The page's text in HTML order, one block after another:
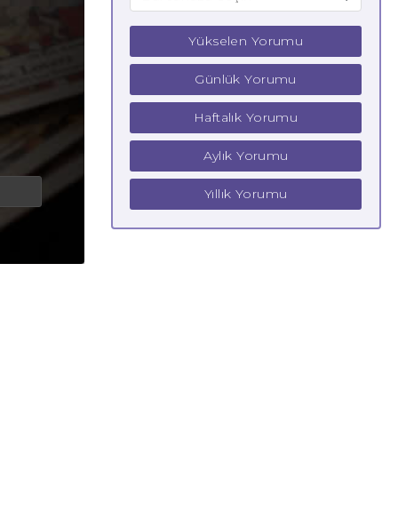
Yükselen Yorumu
Günlük Yorumu
Haftalık Yorumu
Aylık Yorumu
Yıllık Yorumu